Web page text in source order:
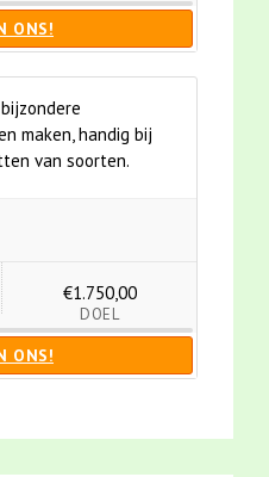
ONS!
maken, handig bij
van soorten.
€1.750,00
DOEL
ONS!